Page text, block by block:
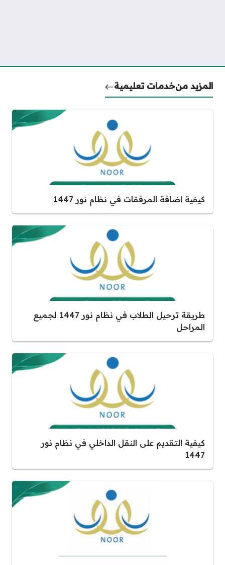
المزيد منخدمات تعليمية
كيفية اضافة المرفقات في نظام نور 1447
طريقة ترحيل الطلاب في نظام نور 1447 لجميع
المراحل
كيفية التقديم على النقل الداخلي في نظام نور
1447